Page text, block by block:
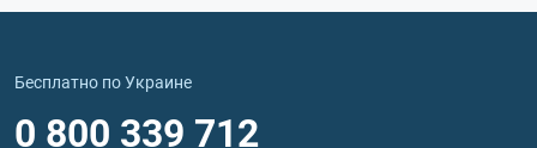
ограничиваются:
нейтрализует свободные радикалы, замедляя
процесс старения клеток и защищая их от
окислительного стресса. Экстракт расторопши в
Бесплатно по Украине
0 800 339 712